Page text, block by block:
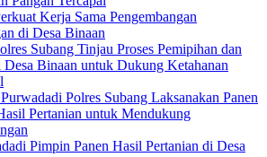
Kerja Sama Pengembangan
di Desa Binaan
Subang Tinjau Proses Pemipihan dan
Desa Binaan untuk Dukung Ketahanan
Polres Subang Laksanakan Panen
Pertanian untuk Mendukung
Pimpin Panen Hasil Pertanian di Desa